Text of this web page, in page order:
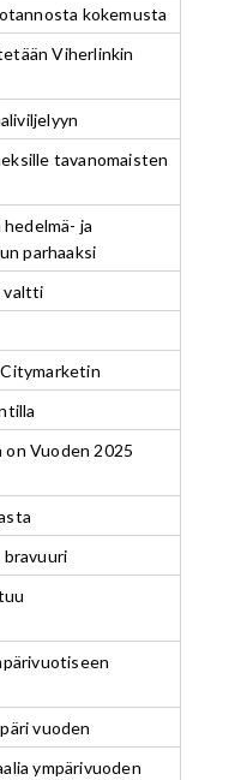
kokemusta
Viherlinkin
tavanomaisten
ja
parhaaksi
valtti
Vuoden 2025
bravuuri
vuoden
ympärivuoden